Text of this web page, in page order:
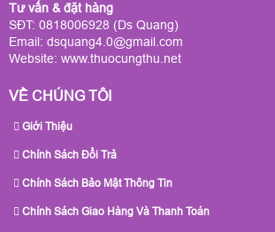
Tư vấn & đặt hàng
SĐT: 0818006928 (Ds Quang)
Email: dsquang4.0@gmail.com
Website: www.thuocungthu.net
VỀ CHÚNG TÔI
Giới Thiệu
Chính Sách Đổi Trả
Chính Sách Bảo Mật Thông Tin
Chính Sách Giao Hàng Và Thanh Toán